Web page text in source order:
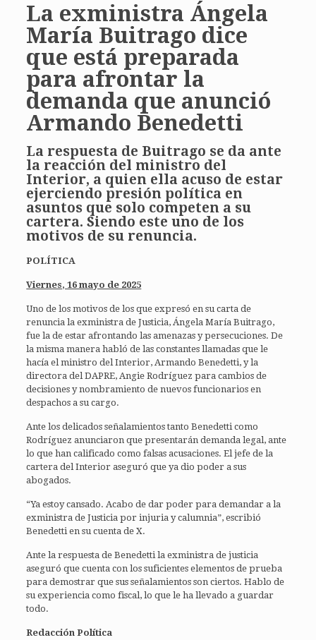
La exministra Ángela
María Buitrago dice
que está preparada
para afrontar la
demanda que anunció
Armando Benedetti
La respuesta de Buitrago se da ante
la reacción del ministro del
Interior, a quien ella acuso de estar
ejerciendo presión política en
asuntos que solo competen a su
cartera. Siendo este uno de los
motivos de su renuncia.
POLÍTICA
Viernes, 16 mayo de 2025
Uno de los motivos de los que expresó en su carta de
renuncia la exministra de Justicia, Ángela María Buitrago,
fue la de estar afrontando las amenazas y persecuciones. De
la misma manera habló de las constantes llamadas que le
hacía el ministro del Interior, Armando Benedetti, y la
directora del DAPRE, Angie Rodríguez para cambios de
decisiones y nombramiento de nuevos funcionarios en
despachos a su cargo.
Ante los delicados señalamientos tanto Benedetti como
Rodríguez anunciaron que presentarán demanda legal, ante
lo que han calificado como falsas acusaciones. El jefe de la
cartera del Interior aseguró que ya dio poder a sus
abogados.
“Ya estoy cansado. Acabo de dar poder para demandar a la
exministra de Justicia por injuria y calumnia”, escribió
Benedetti en su cuenta de X.
Ante la respuesta de Benedetti la exministra de justicia
aseguró que cuenta con los suficientes elementos de prueba
para demostrar que sus señalamientos son ciertos. Hablo de
su experiencia como fiscal, lo que le ha llevado a guardar
todo.
Redacción Política